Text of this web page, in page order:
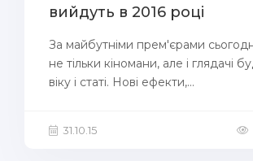
вийдуть в 2016 році
За майбутніми прем'єрами
не тільки кіномани, але і глядачі
віку і статі. Нові ефекти,...
31.10.15